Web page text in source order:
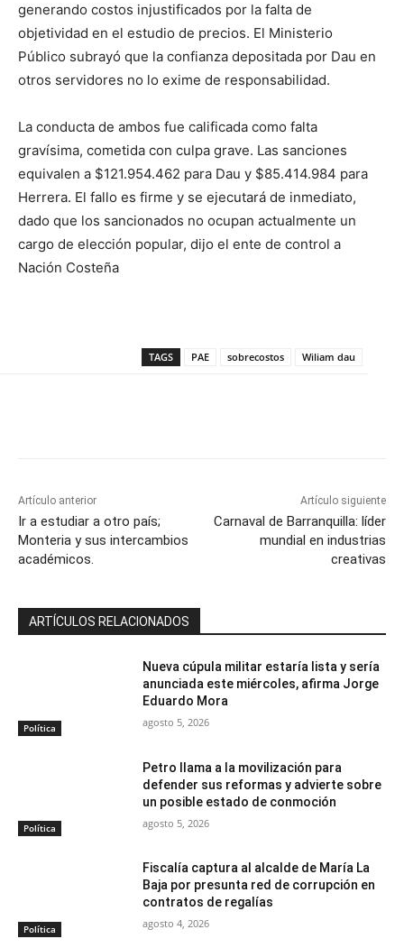
generando costos injustificados por la falta de
objetividad en el estudio de precios. El Ministerio
Público subrayó que la confianza depositada por Dau en
otros servidores no lo exime de responsabilidad.
La conducta de ambos fue calificada como falta
gravísima, cometida con culpa grave. Las sanciones
equivalen a $121.954.462 para Dau y $85.414.984 para
Herrera. El fallo es firme y se ejecutará de inmediato,
dado que los sancionados no ocupan actualmente un
cargo de elección popular, dijo el ente de control a
Nación Costeña
TAGS PAE sobrecostos Wiliam dau
Artículo anterior
Ir a estudiar a otro país;
Monteria y sus intercambios
académicos.
Artículo siguiente
Carnaval de Barranquilla: líder
mundial en industrias
creativas
ARTÍCULOS RELACIONADOS
Política
Nueva cúpula militar estaría lista y sería
anunciada este miércoles, afirma Jorge
Eduardo Mora
agosto 5, 2026
Política
Petro llama a la movilización para
defender sus reformas y advierte sobre
un posible estado de conmoción
agosto 5, 2026
Política
Fiscalía captura al alcalde de María La
Baja por presunta red de corrupción en
contratos de regalías
agosto 4, 2026